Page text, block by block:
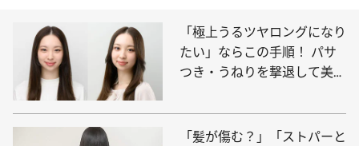
「極上うるツヤロングになり
たい」ならこの手順！ パサ
つき・うねりを撃退して美髪
ンプー前の事前準備から徹底
解説》
「髪が傷む？」「ストパーと